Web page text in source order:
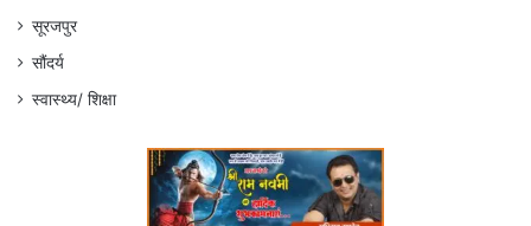
सूरजपुर
सौंदर्य
स्वास्थ्य/ शिक्षा